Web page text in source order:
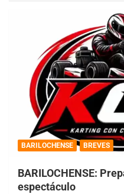
BARILOCHENSE BREVES
BARILOCHENSE:
espectáculo